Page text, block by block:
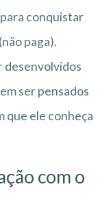
conquistar
paga).
desenvolvidos
ser pensados
que ele conheça
com o